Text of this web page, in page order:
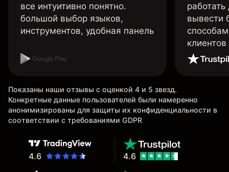
все интуитивно понятно.
большой выбор языков,
инструментов, удобная панель
вывести
Показаны наши отзывы с оценкой 4 и 5 звезд.
Конкретные данные пользователей были намеренно
анонимизированы для защиты их конфиденциальности в
соответствии с требованиями GDPR
4.6 4.6